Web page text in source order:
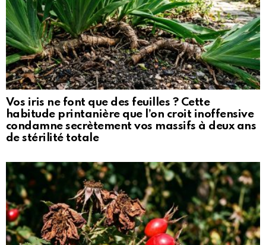
Vos iris ne font que des feuilles ? Cette
habitude printanière que l’on croit inoffensive
condamne secrètement vos massifs à deux ans
de stérilité totale